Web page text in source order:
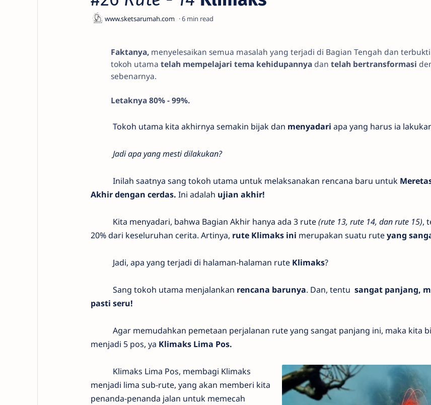
6
Faktanya, menyelesaikan semua masalah yang terjadi di Bagian Tengah dan
tokoh utama telah mempelajari tema kehidupannyadan telah bertransformasi
sebenarnya.
Letaknya 80% - 99%.
Tokoh utama kita akhirnya semakin bijak dan menyadari apa yang harus ia
Jadi apa yang mesti dilakukan?
Inilah saatnya sang tokoh utama untuk melaksanakan rencana baru untuk
Akhir dengan cerdas. Ini adalah ujian akhir!
Kita menyadari, bahwa Bagian Akhir hanya ada 3 rute(rute 13, rute 14, dan rute 15),
20% dari keseluruhan cerita. Artinya, rute Klimaks ini merupakan suatu ruteyang
Jadi, apa yang terjadi di halaman-halaman rute Klimaks?
Sang tokoh utama menjalankan rencana barunya. Dan, tentu sangat panjang,
pasti seru!
Agar memudahkan pemetaan perjalanan rute yang sangat panjang ini, maka kita
menjadi 5 pos, ya Klimaks Lima Pos.
Klimaks Lima Pos, membagi Klimaks
menjadi lima sub-rute, yang akan memberi kita
penanda-penanda jalan untuk memecah